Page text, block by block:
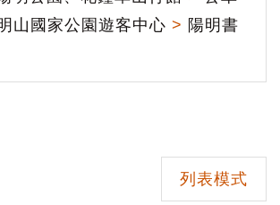
山國家公園遊客中心 > 陽明書
列表模式